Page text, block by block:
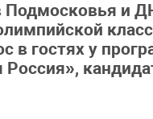
Подмосковья и
гостях у